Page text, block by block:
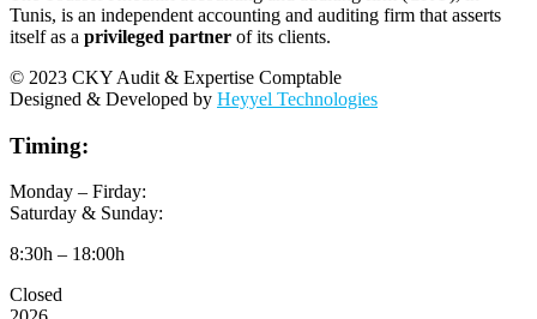
Tunis, is an independent accounting and auditing firm that asserts
itself as a privileged partner of its clients.
© 2023 CKY Audit & Expertise Comptable
Designed & Developed by Heyyel Technologies
Timing:
Monday – Firday:
Saturday & Sunday:
8:30h – 18:00h
Closed